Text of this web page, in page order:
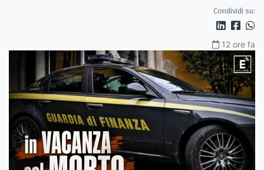
Condividi su:
12 ore fa